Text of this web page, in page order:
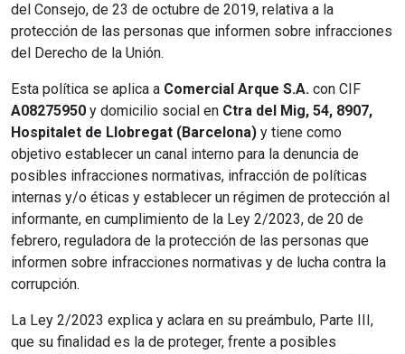
del Consejo, de 23 de octubre de 2019, relativa a la
protección de las personas que informen sobre infracciones
del Derecho de la Unión.
Esta política se aplica a Comercial Arque S.A. con CIF
A08275950 y domicilio social en Ctra del Mig, 54, 8907,
Hospitalet de Llobregat (Barcelona) y tiene como
objetivo establecer un canal interno para la denuncia de
posibles infracciones normativas, infracción de políticas
internas y/o éticas y establecer un régimen de protección al
informante, en cumplimiento de la Ley 2/2023, de 20 de
febrero, reguladora de la protección de las personas que
informen sobre infracciones normativas y de lucha contra la
corrupción.
La Ley 2/2023 explica y aclara en su preámbulo, Parte III,
que su finalidad es la de proteger, frente a posibles